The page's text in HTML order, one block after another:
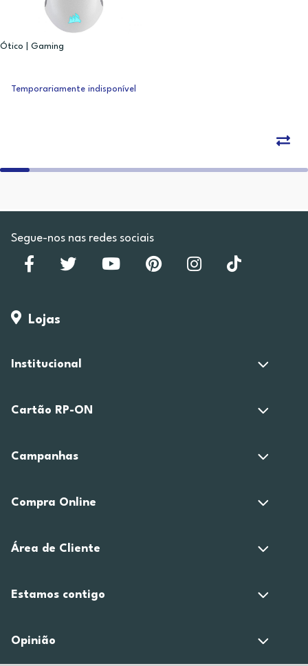
Ótico | Gaming
Temporariamente indisponível
Segue-nos nas redes sociais
Lojas
Institucional
Cartão RP-ON
Campanhas
Compra Online
Área de Cliente
Estamos contigo
Opinião